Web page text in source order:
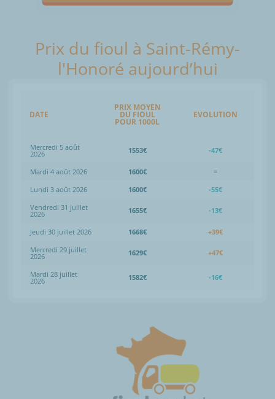
Prix du fioul à Saint-Rémy-
l'Honoré aujourd’hui
DATE
PRIX MOYEN
DU FIOUL
POUR 1000L
EVOLUTION
Mercredi 5 août
2026 1553€ -47€
Mardi 4 août 2026 1600€
=
Lundi 3 août 2026
1600€
-55€
Vendredi 31 juillet
2026 1655€ -13€
Jeudi 30 juillet 2026 1668€
+39€
Mercredi 29 juillet
2026 1629€ +47€
Mardi 28 juillet
2026 1582€ -16€